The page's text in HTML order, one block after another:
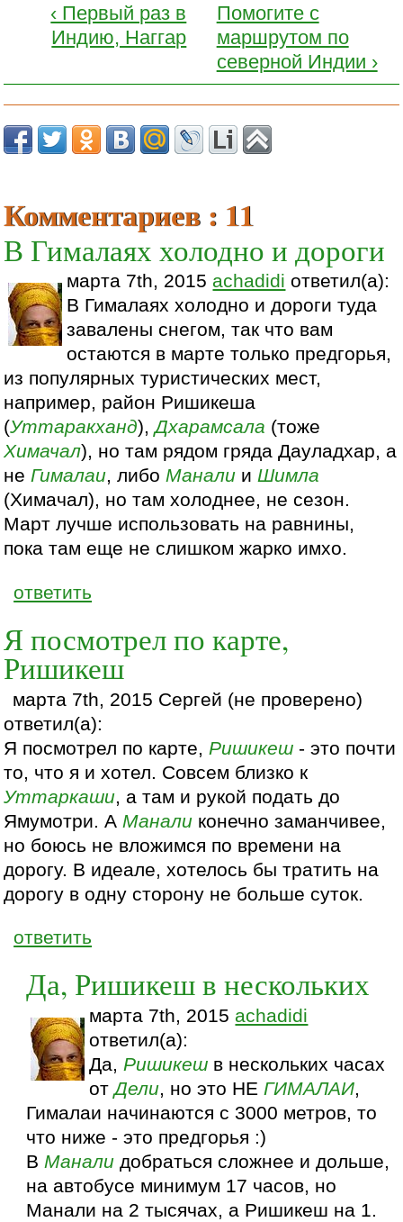
‹ Первый раз в
Индию, Наггар
Помогите с
маршрутом по
северной Индии ›
Комментариев : 11
В Гималаях холодно и дороги
марта 7th, 2015 achadidi ответил(а):
В Гималаях холодно и дороги туда
завалены снегом, так что вам
остаются в марте только предгорья,
из популярных туристических мест,
например, район Ришикеша
(Уттаракханд),Дхарамсала (тоже
Химачал), но там рядом гряда Дауладхар, а
неГималаи, либоМанали иШимла
(Химачал), но там холоднее, не сезон.
Март лучше использовать на равнины,
пока там еще не слишком жарко имхо.
ответить
Я посмотрел по карте,
Ришикеш
марта 7th, 2015 Сергей (не проверено)
ответил(а):
Я посмотрел по карте, Ришикеш - это почти
то, что я и хотел. Совсем близко к
Уттаркаши, а там и рукой подать до
Ямумотри. А Манали конечно заманчивее,
но боюсь не вложимся по времени на
дорогу. В идеале, хотелось бы тратить на
дорогу в одну сторону не больше суток.
ответить
Да, Ришикеш в нескольких
марта 7th, 2015 achadidi
ответил(а):
Да, Ришикеш в нескольких часах
отДели, но это НЕ ГИМАЛАИ,
Гималаи начинаются с 3000 метров, то
что ниже - это предгорья :)
В Манали добраться сложнее и дольше,
на автобусе минимум 17 часов, но
Манали на 2 тысячах, а Ришикеш на 1.